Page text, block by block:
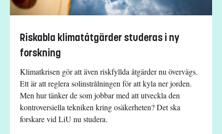
Riskabla klimatåtgärder studeras i ny
forskning
Klimatkrisen gör att även riskfyllda åtgärder nu övervägs.
Ett är att reglera solinstrålningen för att kyla ner jorden.
Men hur tänker de som jobbar med att utveckla den
kontroversiella tekniken kring osäkerheten? Det ska
forskare vid LiU nu studera.